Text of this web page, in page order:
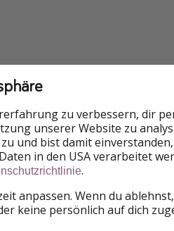
zu verbessern, dir
unserer Website zu
und bist damit
in den USA verarbeitet
.
anpassen. Wenn du
keine persönlich auf dich